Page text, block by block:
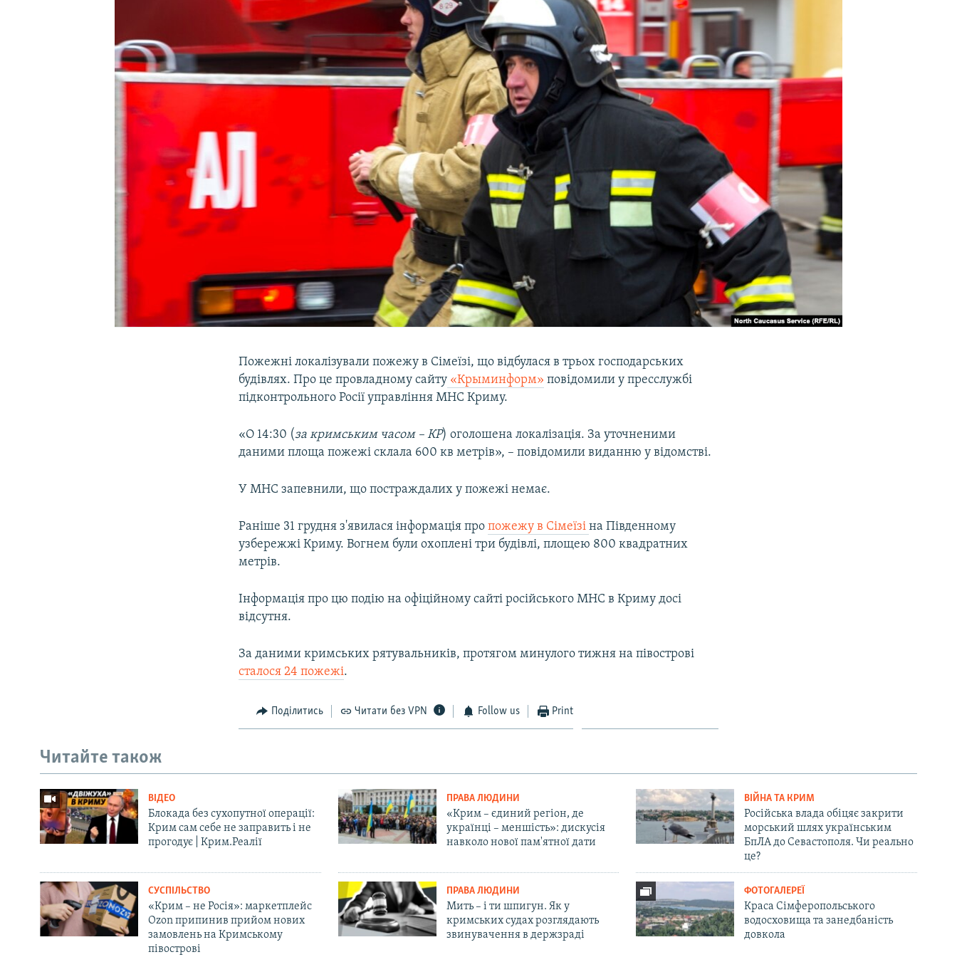
УКРАЇНСЬКА ПРОБЛЕМА КРИМУ
Пожежні локалізували пожежу в Сімеїзі, що відбулася в трьох господарських
будівлях. Про це провладному сайту «Крыминформ» повідомили у пресслужбі
підконтрольного Росії управління МНС Криму.
«О 14:30 (за кримським часом – КР) оголошена локалізація. За уточненими
даними площа пожежі склала 600 кв метрів», – повідомили виданню у відомстві.
У МНС запевнили, що постраждалих у пожежі немає.
Раніше 31 грудня з'явилася інформація пропожежу в Сімеїзіна Південному
узбережжі Криму. Вогнем були охоплені три будівлі, площею 800 квадратних
метрів.
Інформація про цю подію на офіційному сайті російського МНС в Криму досі
відсутня.
За даними кримських рятувальників, протягом минулого тижня на півострові
сталося 24 пожежі.
Поділитись Читати без VPN Follow us Print
Читайте також
ВІДЕО
Блокада без сухопутної операції:
Крим сам себе не заправить і не
прогодує | Крим.Реалії
ПРАВА ЛЮДИНИ
«Крим – єдиний регіон, де
українці – меншість»: дискусія
навколо нової пам'ятної дати
ВІЙНА ТА КРИМ
Російська влада обіцяє закрити
морський шлях українським
БпЛА до Севастополя. Чи реально
це?
СУСПІЛЬСТВО
«Крим – не Росія»: маркетплейс
Ozon припинив прийом нових
замовлень на Кримському
півострові
ПРАВА ЛЮДИНИ
Мить – і ти шпигун. Як у
кримських судах розглядають
звинувачення в держзраді
ФОТОГАЛЕРЕЇ
Краса Сімферопольського
водосховища та занедбаність
довкола